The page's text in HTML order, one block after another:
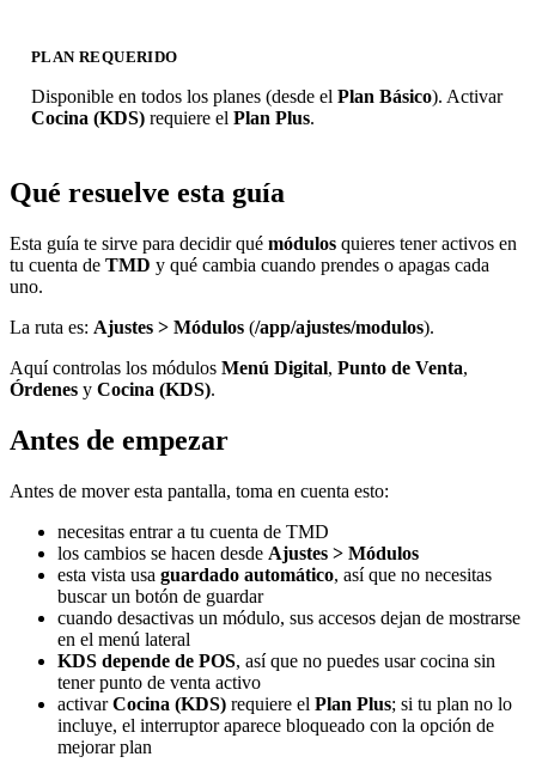
PLAN REQUERIDO
Disponible en todos los planes (desde el Plan Básico). Activar
Cocina (KDS) requiere el Plan Plus.
Qué resuelve esta guía
Esta guía te sirve para decidir qué módulos quieres tener activos en
tu cuenta de TMD y qué cambia cuando prendes o apagas cada
uno.
La ruta es: Ajustes > Módulos (/app/ajustes/modulos).
Aquí controlas los módulos Menú Digital, Punto de Venta,
Órdenes y Cocina (KDS).
Antes de empezar
Antes de mover esta pantalla, toma en cuenta esto:
necesitas entrar a tu cuenta de TMD
los cambios se hacen desde Ajustes > Módulos
esta vista usa guardado automático, así que no necesitas
buscar un botón de guardar
cuando desactivas un módulo, sus accesos dejan de mostrarse
en el menú lateral
KDS depende de POS, así que no puedes usar cocina sin
tener punto de venta activo
activarCocina (KDS) requiere el Plan Plus; si tu plan no lo
incluye, el interruptor aparece bloqueado con la opción de
mejorar plan